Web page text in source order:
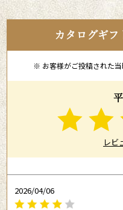
カタログギ
※ お客様がご投稿された当
レビ
2026/04/06